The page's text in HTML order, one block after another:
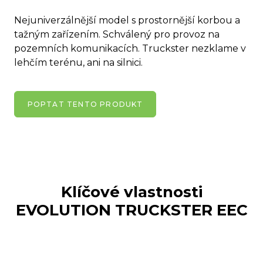
Nejuniverzálnější model s prostornější korbou a
tažným zařízením. Schválený pro provoz na
pozemních komunikacích. Truckster nezklame v
lehčím terénu, ani na silnici.
POPTAT TENTO PRODUKT
Klíčové vlastnosti
EVOLUTION TRUCKSTER EEC